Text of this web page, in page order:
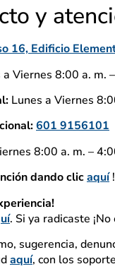
y
16, Edificio
a Viernes 8:00 a. m.
Lunes a Viernes
601 9156101
8:00 a. m. –
dando clicaquí
. Si ya radicaste
sugerencia,
aquí, con los